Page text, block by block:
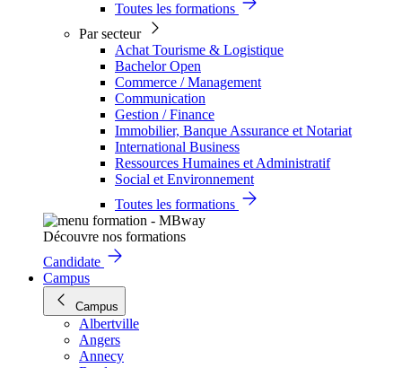
Toutes les formations
Par secteur
Achat Tourisme & Logistique
Bachelor Open
Commerce / Management
Communication
Gestion / Finance
Immobilier, Banque Assurance et Notariat
International Business
Ressources Humaines et Administratif
Social et Environnement
Toutes les formations
Découvre nos formations
Candidate
Campus
Campus
Albertville
Angers
Annecy